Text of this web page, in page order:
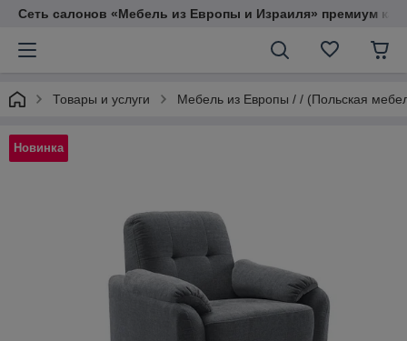
Сеть салонов «Мебель из Европы и Израиля» премиум
Товары и услуги Мебель из Европы / / (Польская
Новинка